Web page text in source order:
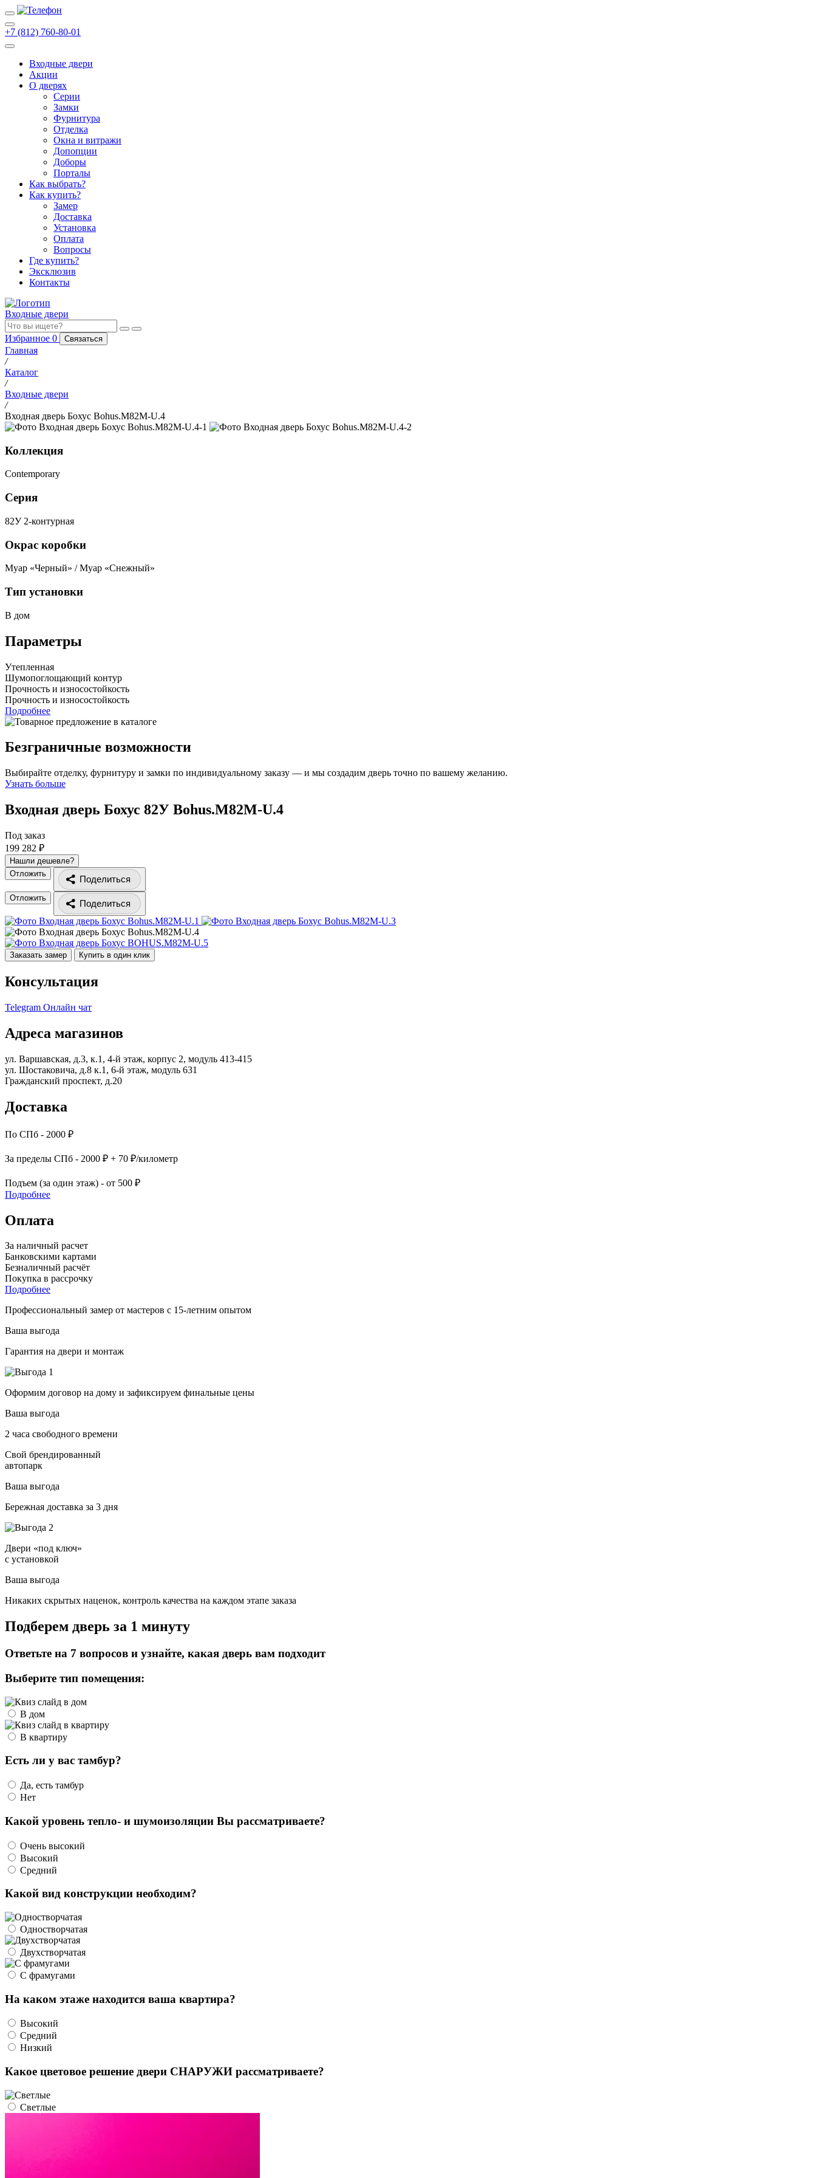
+7 (812) 760-80-01
Входные двери
Акции
О дверях
Cерии
Замки
Фурнитура
Отделка
Окна и витражи
Допопции
Доборы
Порталы
Как выбрать?
Как купить?
Замер
Доставка
Установка
Оплата
Вопросы
Где купить?
Эксклюзив
Контакты
Входные двери
Избранное 0 Связаться
Главная
/
Каталог
/
Входные двери
/
Входная дверь Бохус Bohus.M82M-U.4
Коллекция
Contemporary
Серия
82У 2-контурная
Окрас коробки
Муар «Черный» / Муар «Снежный»
Тип установки
В дом
Параметры
Утепленная
Шумопоглощающий контур
Прочность и износостойкость
Прочность и износостойкость
Подробнее
Безграничные возможности
Выбирайте отделку, фурнитуру и замки по индивидуальному заказу — и мы создадим дверь точно по вашему желанию.
Узнать больше
Входная дверь Бохус 82У Bohus.M82M-U.4
Под заказ
199 282 ₽
Нашли дешевле?
Отложить
Поделиться
Отложить
Поделиться
Заказать замер Купить в один клик
Консультация
Telegram Онлайн чат
Адреса магазинов
ул. Варшавская, д.3, к.1, 4-й этаж, корпус 2, модуль 413-415
ул. Шостаковича, д.8 к.1, 6-й этаж, модуль 631
Гражданский проспект, д.20
Доставка
По СПб - 2000 ₽
За пределы СПб - 2000 ₽ + 70 ₽/километр
Подъем (за один этаж) - от 500 ₽
Подробнее
Оплата
За наличный расчет
Банковскими картами
Безналичный расчёт
Покупка в рассрочку
Подробнее
Профессиональный замер от мастеров с 15-летним опытом
Ваша выгода
Гарантия на двери и монтаж
Оформим договор на дому и зафиксируем финальные цены
Ваша выгода
2 часа свободного времени
Свой брендированный
автопарк
Ваша выгода
Бережная доставка за 3 дня
Двери «под ключ»
с установкой
Ваша выгода
Никаких скрытых наценок, контроль качества на каждом этапе заказа
Подберем дверь за 1 минуту
Ответьте на 7 вопросов и узнайте, какая дверь вам подходит
Выберите тип помещения:
В дом
В квартиру
Есть ли у вас тамбур?
Да, есть тамбур
Нет
Какой уровень тепло- и шумоизоляции Вы рассматриваете?
Очень высокий
Высокий
Средний
Какой вид конструкции необходим?
Одностворчатая
Двухстворчатая
С фрамугами
На каком этаже находится ваша квартира?
Высокий
Средний
Низкий
Какое цветовое решение двери СНАРУЖИ рассматриваете?
Светлые